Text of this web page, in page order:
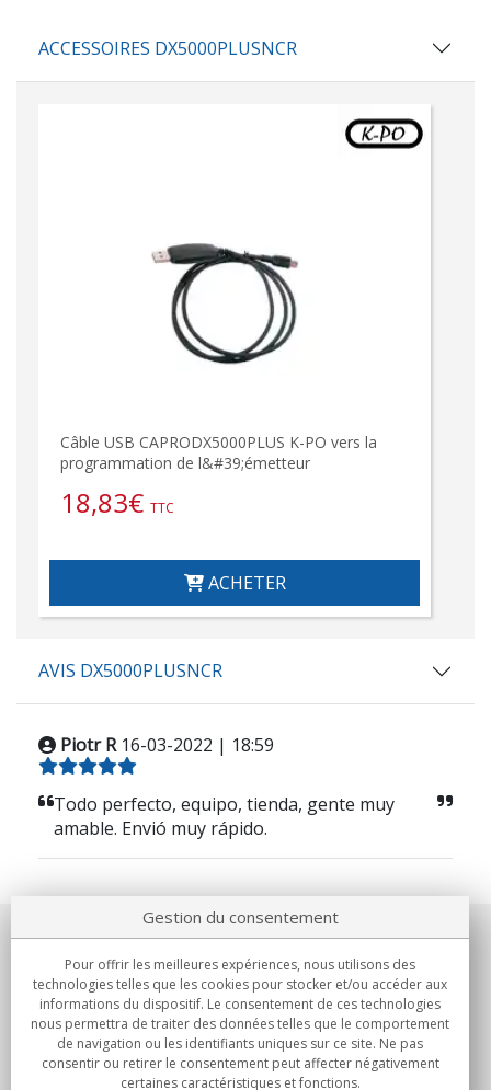
ACCESSOIRES DX5000PLUSNCR
Câble USB CAPRODX5000PLUS K-PO vers la
programmation de l&#39;émetteur
18,83€ TTC
ACHETER
AVIS DX5000PLUSNCR
Piotr R 16-03-2022 | 18:59
Todo perfecto, equipo, tienda, gente muy
amable. Envió muy rápido.
Notre société
Engagements
Achats
Gestion du consentement
Pour offrir les meilleures expériences, nous utilisons des
technologies telles que les cookies pour stocker et/ou accéder aux
informations du dispositif. Le consentement de ces technologies
nous permettra de traiter des données telles que le comportement
de navigation ou les identifiants uniques sur ce site. Ne pas
consentir ou retirer le consentement peut affecter négativement
certaines caractéristiques et fonctions.